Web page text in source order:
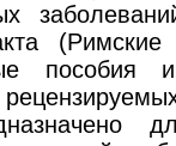
пособия и